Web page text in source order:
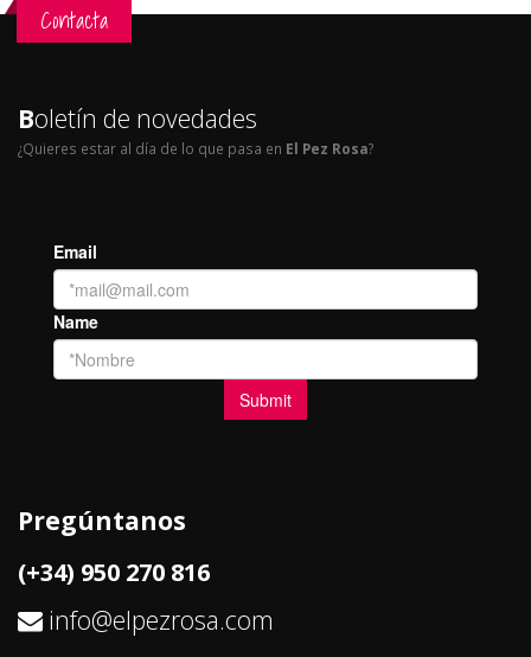
Contacta
Boletín de novedades
¿Quieres estar al día de lo que pasa en El Pez Rosa?
Pregúntanos
(+34) 950 270 816
info@elpezrosa.com